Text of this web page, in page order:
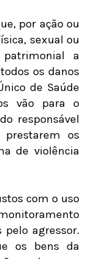
por ação ou
sexual ou
a
os danos
de Saúde
vão para o
responsável
os
de violência
com o uso
pelo agressor.
os bens da